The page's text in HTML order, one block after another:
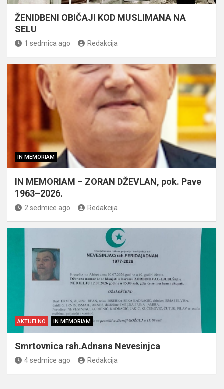
ŽENIDBENI OBIČAJI KOD MUSLIMANA NA
SELU
1 sedmica ago Redakcija
IN MEMORIAM
IN MEMORIAM – ZORAN DŽEVLAN, pok. Pave
1963–2026.
2 sedmice ago Redakcija
AKTUELNO IN MEMORIAM
Smrtovnica rah.Adnana Nevesinjca
4 sedmice ago Redakcija